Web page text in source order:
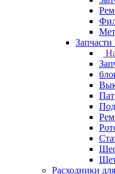
Расходники